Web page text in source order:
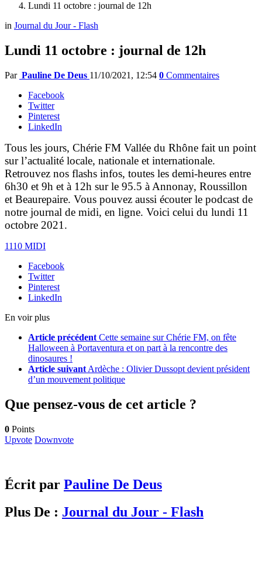
Lundi 11 octobre : journal de 12h
in Journal du Jour - Flash
Lundi 11 octobre : journal de 12h
Par Pauline De Deus 11/10/2021, 12:54 0 Commentaires
Facebook
Twitter
Pinterest
LinkedIn
Tous les jours, Chérie FM Vallée du Rhône fait un point
sur l’actualité locale, nationale et internationale.
Retrouvez nos flashs infos, toutes les demi-heures entre
6h30 et 9h et à 12h sur le 95.5 à Annonay, Roussillon
et Beaurepaire. Vous pouvez aussi écouter le podcast de
notre journal de midi, en ligne. Voici celui du lundi 11
octobre 2021.
1110 MIDI
Facebook
Twitter
Pinterest
LinkedIn
En voir plus
Article précédent Cette semaine sur Chérie FM, on fête
Halloween à Portaventura et on part à la rencontre des
dinosaures !
Article suivant Ardèche : Olivier Dussopt devient président
d’un mouvement politique
Que pensez-vous de cet article ?
0 Points
Upvote Downvote
Écrit par Pauline De Deus
Plus De : Journal du Jour - Flash